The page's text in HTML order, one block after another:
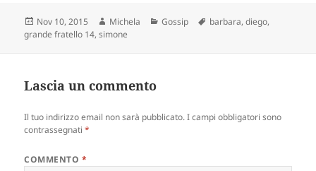
Scritto
il
Nov 10, 2015 Autore
Michela Categorie
Gossip Tag
barbara,diego,
grande fratello 14,simone
Lascia un commento
Il tuo indirizzo email non sarà pubblicato. I campi obbligatori sono
contrassegnati*
COMMENTO *